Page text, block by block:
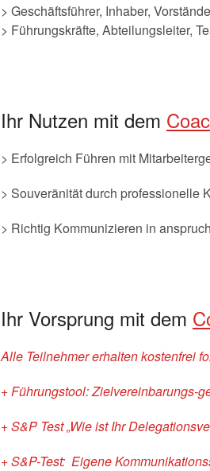
> Geschäftsführer, Inhaber,
> Führungskräfte, Abteilungsleiter,
Ihr Nutzen mit dem
> Erfolgreich Führen mit
> Souveränität durch professionelle
> Richtig Kommunizieren in
Ihr Vorsprung mit dem
Alle Teilnehmer erhalten kostenfrei
+ Führungstool: Zielvereinbarungs-
+ S&P Test „Wie ist Ihr
+ S&P-Test: Eigene